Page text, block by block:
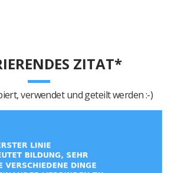
ZITAT*
verwendet und geteilt werden :-)